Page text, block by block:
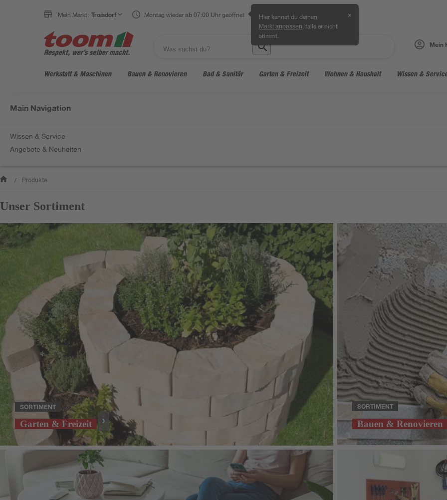
Mein Markt: Troisdorf Montag wieder ab 07:00 Uhr geöffnet Hier kannst du deinen
Markt anpassen , falls er nicht
stimmt.
✕
Mein
Werkstatt & Maschinen Bauen & Renovieren Bad & Sanitär Garten & Freizeit Wohnen & Haushalt Wissen &
Main Navigation
Wissen & Service
Angebote & Neuheiten
/ Produkte
Unser Sortiment
SORTIMENT
Garten & Freizeit
SORTIMENT
Bauen & Renovieren